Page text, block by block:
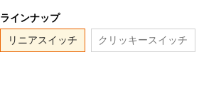
ラインナップ
リニアスイッチ
クリッキースイッチ